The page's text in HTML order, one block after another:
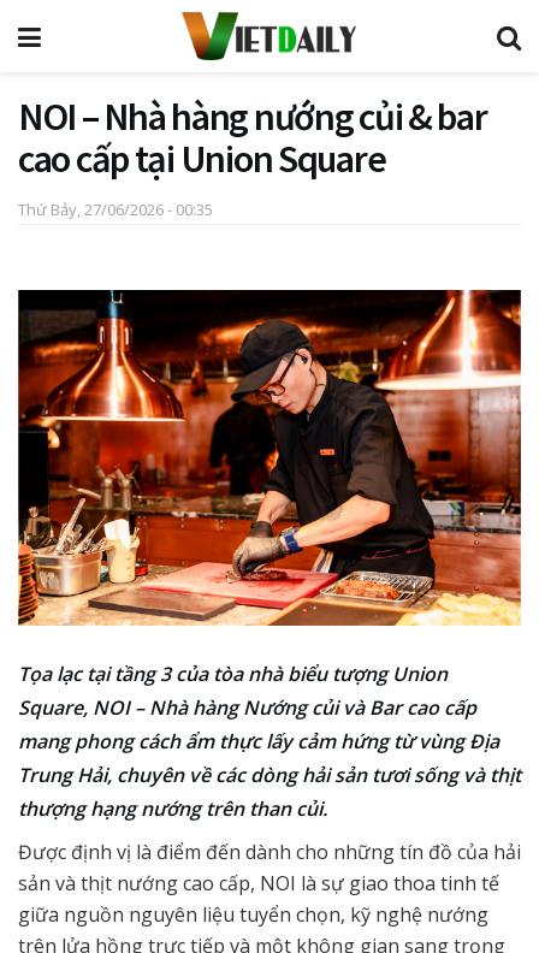
NOI – Nhà hàng nướng củi & bar
cao cấp tại Union Square
Thứ Bảy, 27/06/2026 - 00:35
Tọa lạc tại tầng 3 của tòa nhà biểu tượng Union
Square, NOI – Nhà hàng Nướng củi và Bar cao cấp
mang phong cách ẩm thực lấy cảm hứng từ vùng Địa
Trung Hải, chuyên về các dòng hải sản tươi sống và thịt
thượng hạng nướng trên than củi.
Được định vị là điểm đến dành cho những tín đồ của hải
sản và thịt nướng cao cấp, NOI là sự giao thoa tinh tế
giữa nguồn nguyên liệu tuyển chọn, kỹ nghệ nướng
trên lửa hồng trực tiếp và một không gian sang trọng